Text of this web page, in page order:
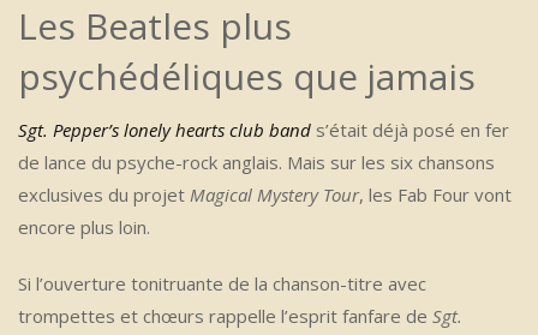
Les Beatles plus
psychédéliques que jamais
Sgt. Pepper’s lonely hearts club band s’était déjà posé en fer
de lance du psyche-rock anglais. Mais sur les six chansons
exclusives du projet Magical Mystery Tour, les Fab Four vont
encore plus loin.
Si l’ouverture tonitruante de la chanson-titre avec
trompettes et chœurs rappelle l’esprit fanfare de Sgt.